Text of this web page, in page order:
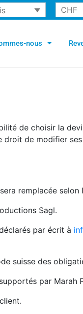
CHF
nous
de choisir la
droit de modifier
remplacée selon
Sagl.
par écrit à
suisse des
par Marah